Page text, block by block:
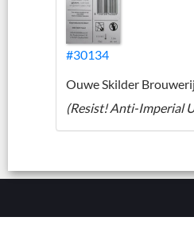
#30134
Ouwe Skilder Brouwerij
(Resist! Anti-Imperial
Contact | Cookies